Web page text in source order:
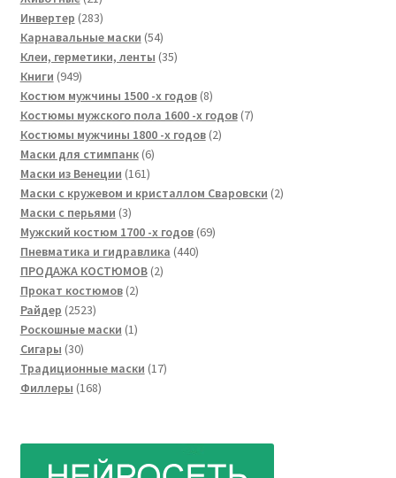
товар
Инвертер 283283
товара
Карнавальные маски 5454
товара
Клеи, герметики, ленты 3535
Книги 949949
товаров
Костюм мужчины 1500 -х годов 88
товаров
Костюмы мужского пола 1600 -х годов 77
Костюмы мужчины 1800 -х годов 22
Маски для стимпанк 66
Маски из Венеции 161161
товар
Маски с кружевом и кристаллом Сваровски 22
Маски с перьями 33
товара
Мужский костюм 1700 -х годов 6969
Пневматика и гидравлика 440440
ПРОДАЖА КОСТЮМОВ 22
Прокат костюмов 22
Райдер 25232523
товара
Роскошные маски 11
Сигары 3030
товаров
Традиционные маски 1717
Филлеры 168168